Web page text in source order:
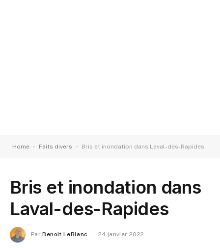
Home - Faits divers - Bris et inondation dans Laval-des-Rapides
Bris et inondation dans
Laval-des-Rapides
Par Benoit LeBlanc 24 janvier 2022